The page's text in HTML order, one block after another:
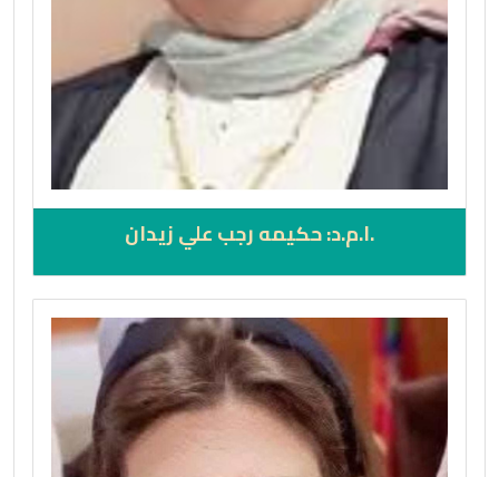
.ا.م.د: حكيمه رجب علي زيدان